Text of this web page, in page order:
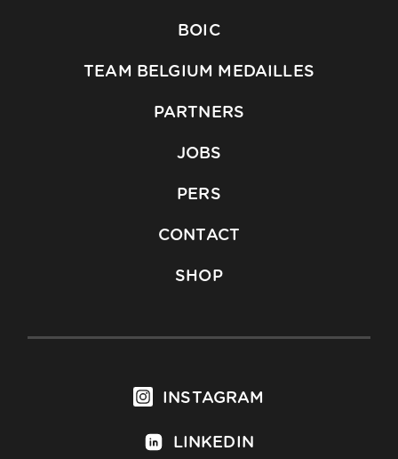
BOIC
TEAM BELGIUM MEDAILLES
PARTNERS
JOBS
PERS
CONTACT
SHOP
INSTAGRAM
LINKEDIN